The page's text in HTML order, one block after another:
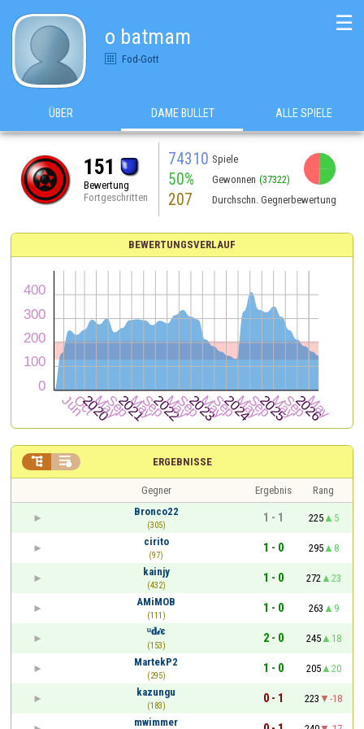
o batmam
Fod-Gott
☰
ÜBER DAME BULLET ALLE SPIELE
151
Bewertung
Fortgeschritten
74310 Spiele
50% Gewonnen (37322)
207 Durchschn. Gegnerbewertung
BEWERTUNGSVERLAUF
ERGEBNISSE
 
Gegner Ergebnis
Rang
Bronco22
(305)
1 - 1 225
5
cirito
(97)
1 - 0 295
8
kainjy
(432)
1 - 0 272
23
AMiMOB
(111)
1 - 0 263
9
ᵘ𝐝𝒾є
(153)
2 - 0 245
18
MartekP2
(295)
1 - 0 205
20
kazungu
(183)
0 - 1 223
-18
mwimmer